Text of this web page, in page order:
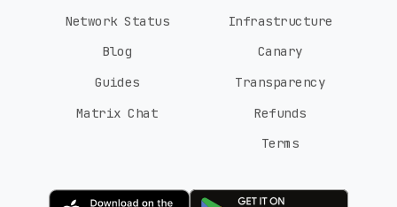
Network Status
Blog
Guides
Matrix Chat
Infrastructure
Canary
Transparency
Refunds
Terms